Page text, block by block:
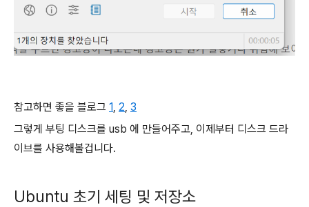
참고하면 좋을 블로그 1, 2, 3
그렇게 부팅 디스크를 usb 에 만들어주고, 이제부터 디스크 드라
이브를 사용해볼겁니다.
Ubuntu 초기 세팅 및 저장소